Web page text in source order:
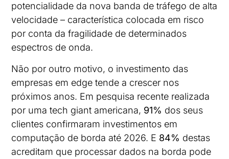
potencialidade da nova banda de tráfego de alta
velocidade – característica colocada em risco
por conta da fragilidade de determinados
espectros de onda.
Não por outro motivo, o investimento das
empresas em edge tende a crescer nos
próximos anos. Em pesquisa recente realizada
por uma tech giant americana, 91% dos seus
clientes confirmaram investimentos em
computação de borda até 2026. E 84% destas
acreditam que processar dados na borda pode